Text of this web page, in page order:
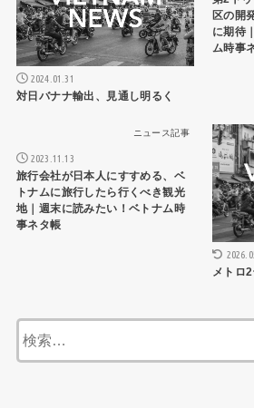
2024.01.31
対日バナナ輸出、見通し明るく
区の開
に期待
ム時事
ニュース記事
2023.11.13
旅行会社が日本人にすすめる、ベ
トナムに旅行したら行くべき観光
地｜週末に読みたい！ベトナム時
事ネタ帳
メトロ
索: